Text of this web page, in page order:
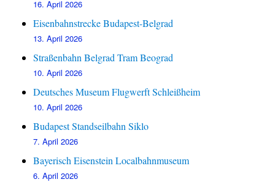
16. April 2026
Eisenbahnstrecke Budapest-Belgrad
13. April 2026
Straßenbahn Belgrad Tram Beograd
10. April 2026
Deutsches Museum Flugwerft Schleißheim
10. April 2026
Budapest Standseilbahn Siklo
7. April 2026
Bayerisch Eisenstein Localbahnmuseum
6. April 2026